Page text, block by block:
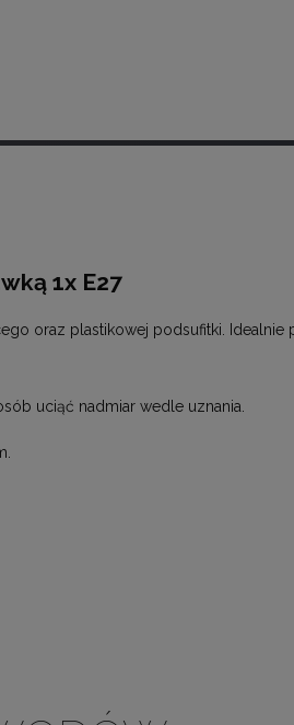
1x E27
oraz plastikowej podsufitki. Idealnie
uciąć nadmiar wedle uznania.